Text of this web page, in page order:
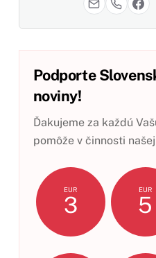
Podporte
noviny!
Ďakujeme za každú
pomôže v činnosti
EUR
3
EUR
5